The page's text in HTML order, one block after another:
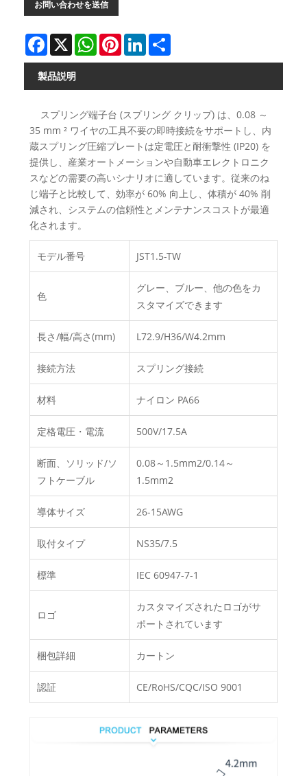
お問い合わせを送信
Facebook
X WhatsAppPinterestLinkedIn
製品説明
スプリング端子台 (スプリング クリップ) は、0.08 ～
35 mm ² ワイヤの工具不要の即時接続をサポートし、内
蔵スプリング圧縮プレートは定電圧と耐衝撃性 (IP20) を
提供し、産業オートメーションや自動車エレクトロニク
スなどの需要の高いシナリオに適しています。従来のね
じ端子と比較して、効率が 60% 向上し、体積が 40% 削
減され、システムの信頼性とメンテナンスコストが最適
化されます。
モデル番号 JST1.5-TW
色
グレー、ブルー、他の色をカ
スタマイズできます
長さ/幅/高さ(mm) L72.9/H36/W4.2mm
接続方法 スプリング接続
材料 ナイロン PA66
定格電圧・電流 500V/17.5A
断面、ソリッド/ソ
フトケーブル
0.08～1.5mm2/0.14～
1.5mm2
導体サイズ 26-15AWG
取付タイプ NS35/7.5
標準 IEC 60947-7-1
ロゴ
カスタマイズされたロゴがサ
ポートされています
梱包詳細 カートン
認証 CE/RoHS/CQC/ISO 9001